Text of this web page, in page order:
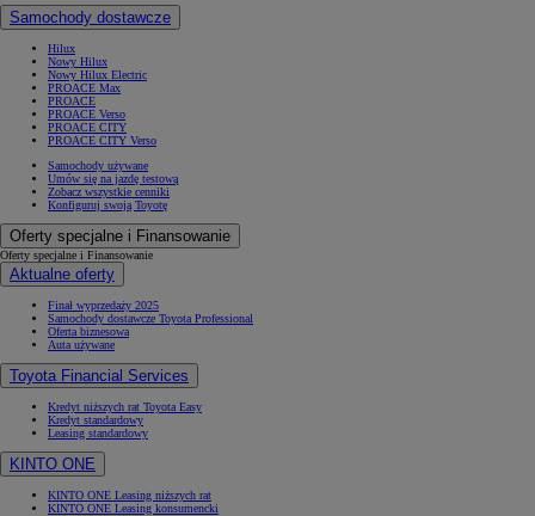
Samochody dostawcze
Hilux
Nowy Hilux
Nowy Hilux Electric
PROACE Max
PROACE
PROACE Verso
PROACE CITY
PROACE CITY Verso
Samochody używane
Umów się na jazdę testową
Zobacz wszystkie cenniki
Konfiguruj swoją Toyotę
Oferty specjalne i Finansowanie
Oferty specjalne i Finansowanie
Aktualne oferty
Finał wyprzedaży 2025
Samochody dostawcze Toyota Professional
Oferta biznesowa
Auta używane
Toyota Financial Services
Kredyt niższych rat Toyota Easy
Kredyt standardowy
Leasing standardowy
KINTO ONE
KINTO ONE Leasing niższych rat
KINTO ONE Leasing konsumencki